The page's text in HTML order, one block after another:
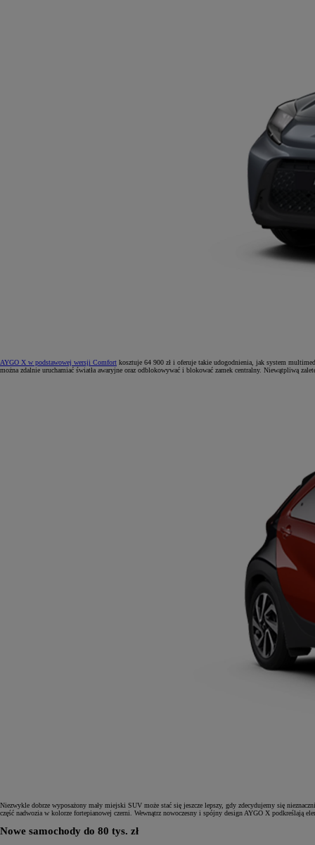
AYGO X w podstawowej wersji Comfort kosztuje 64 900 zł i oferuje takie udogodnienia, jak system
można zdalnie uruchamiać światła awaryjne oraz odblokowywać i blokować zamek centralny. Niewątpliwą
Niezwykle dobrze wyposażony mały miejski SUV może stać się jeszcze lepszy, gdy zdecydujemy się
część nadwozia w kolorze fortepianowej czerni. Wewnątrz nowoczesny i spójny design AYGO X podkreślają
Nowe samochody do 80 tys. zł